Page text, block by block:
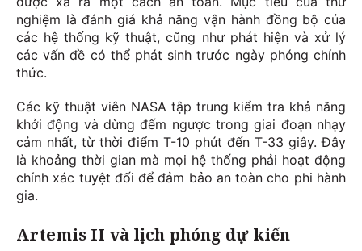
nghiệm là đánh giá khả năng vận hành đồng bộ của
các hệ thống kỹ thuật, cũng như phát hiện và xử lý
các vấn đề có thể phát sinh trước ngày phóng chính
thức.
Các kỹ thuật viên NASA tập trung kiểm tra khả năng
khởi động và dừng đếm ngược trong giai đoạn nhạy
cảm nhất, từ thời điểm T-10 phút đến T-33 giây. Đây
là khoảng thời gian mà mọi hệ thống phải hoạt động
chính xác tuyệt đối để đảm bảo an toàn cho phi hành
gia.
Artemis II và lịch phóng dự kiến